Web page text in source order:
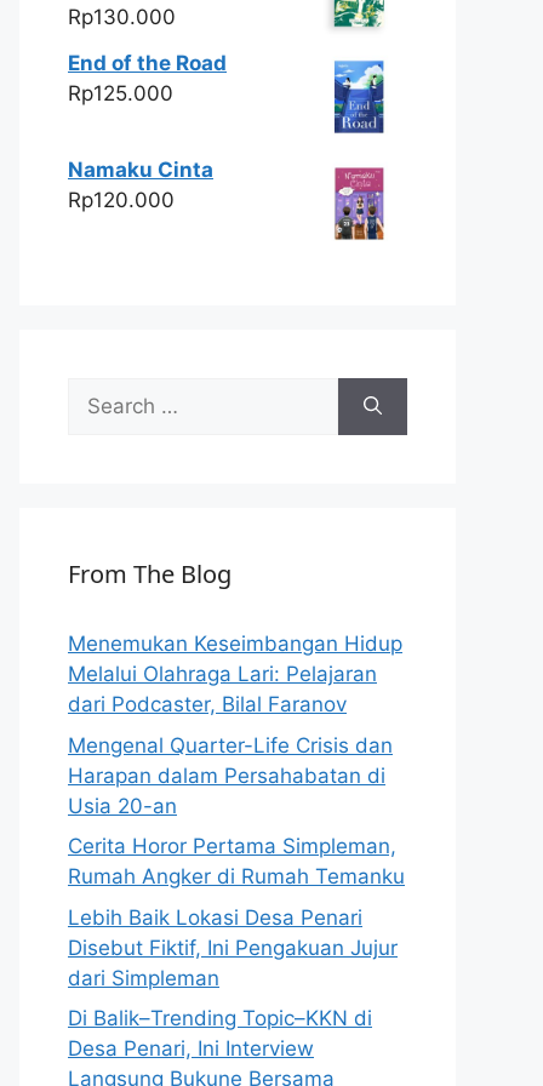
Rp130.000
End of the Road
Rp125.000
Namaku Cinta
Rp120.000
Search
for:
From The Blog
Menemukan Keseimbangan Hidup
Melalui Olahraga Lari: Pelajaran
dari Podcaster, Bilal Faranov
Mengenal Quarter-Life Crisis dan
Harapan dalam Persahabatan di
Usia 20-an
Cerita Horor Pertama Simpleman,
Rumah Angker di Rumah Temanku
Lebih Baik Lokasi Desa Penari
Disebut Fiktif, Ini Pengakuan Jujur
dari Simpleman
Di Balik–Trending Topic–KKN di
Desa Penari, Ini Interview
Langsung Bukune Bersama